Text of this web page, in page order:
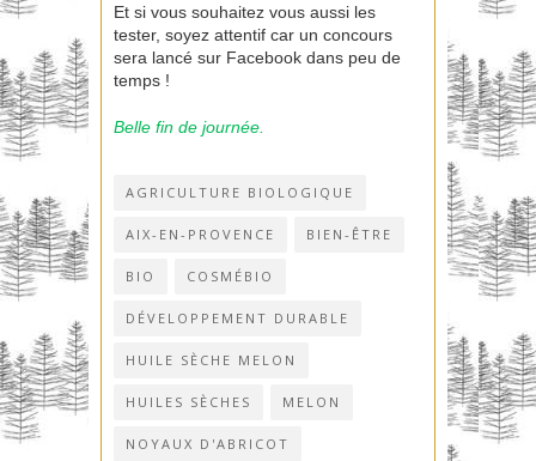
Et si vous souhaitez vous aussi les
tester, soyez attentif car un concours
sera lancé sur Facebook dans peu de
temps !
Belle fin de journée.
AGRICULTURE BIOLOGIQUE
AIX-EN-PROVENCE BIEN-ÊTRE
BIO COSMÉBIO
DÉVELOPPEMENT DURABLE
HUILE SÈCHE MELON
HUILES SÈCHES MELON
NOYAUX D'ABRICOT